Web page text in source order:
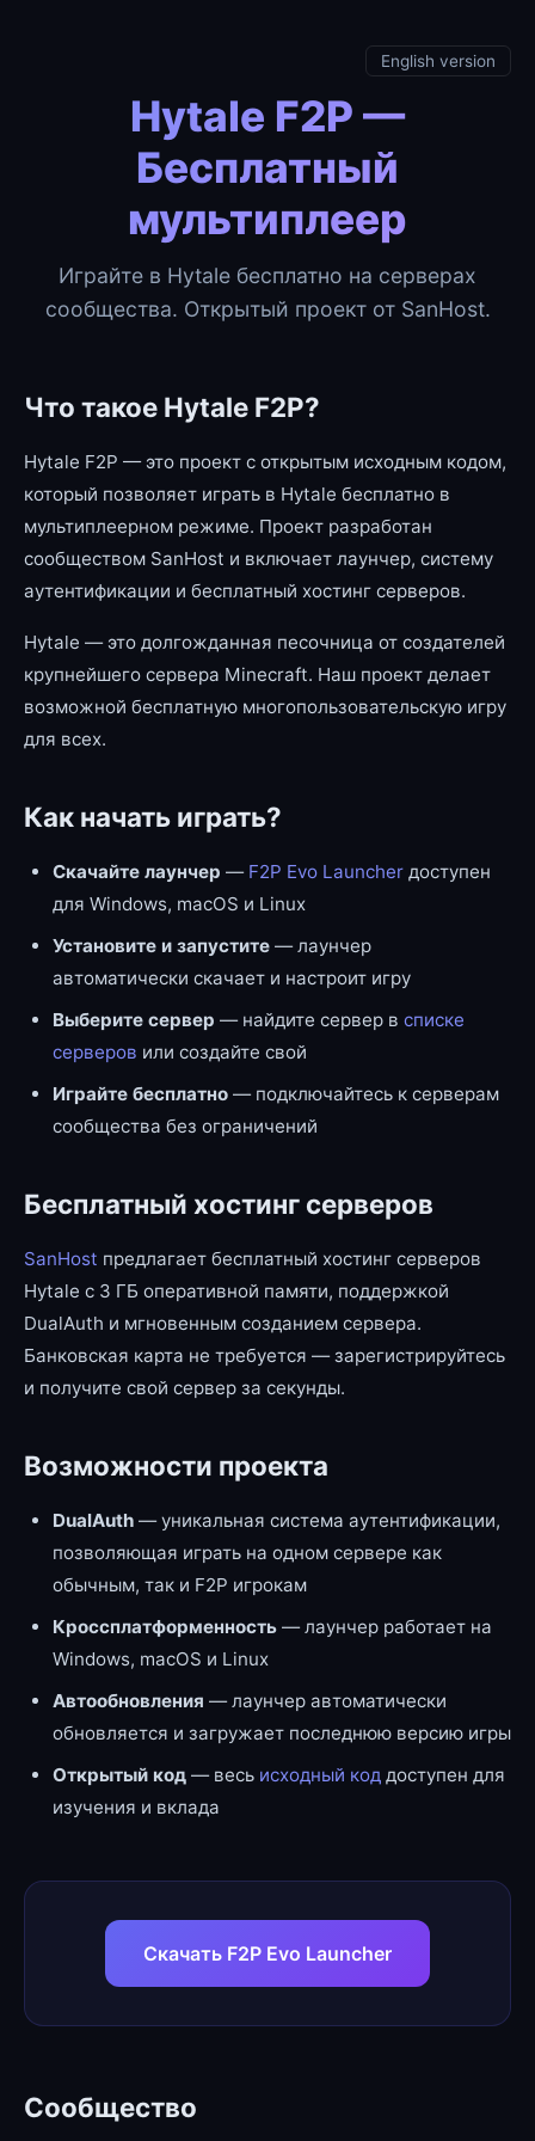
English version
Hytale F2P —
Бесплатный
мультиплеер
Играйте в Hytale бесплатно на серверах
сообщества. Открытый проект от SanHost.
Что такое Hytale F2P?
Hytale F2P — это проект с открытым исходным кодом,
который позволяет играть в Hytale бесплатно в
мультиплеерном режиме. Проект разработан
сообществом SanHost и включает лаунчер, систему
аутентификации и бесплатный хостинг серверов.
Hytale — это долгожданная песочница от создателей
крупнейшего сервера Minecraft. Наш проект делает
возможной бесплатную многопользовательскую игру
для всех.
Как начать играть?
Скачайте лаунчер — F2P Evo Launcher доступен
для Windows, macOS и Linux
Установите и запустите — лаунчер
автоматически скачает и настроит игру
Выберите сервер — найдите сервер в списке
серверов или создайте свой
Играйте бесплатно — подключайтесь к серверам
сообщества без ограничений
Бесплатный хостинг серверов
SanHost предлагает бесплатный хостинг серверов
Hytale с 3 ГБ оперативной памяти, поддержкой
DualAuth и мгновенным созданием сервера.
Банковская карта не требуется — зарегистрируйтесь
и получите свой сервер за секунды.
Возможности проекта
DualAuth — уникальная система аутентификации,
позволяющая играть на одном сервере как
обычным, так и F2P игрокам
Кроссплатформенность — лаунчер работает на
Windows, macOS и Linux
Автообновления — лаунчер автоматически
обновляется и загружает последнюю версию игры
Открытый код — весь исходный код доступен для
изучения и вклада
Скачать F2P Evo Launcher
Сообщество